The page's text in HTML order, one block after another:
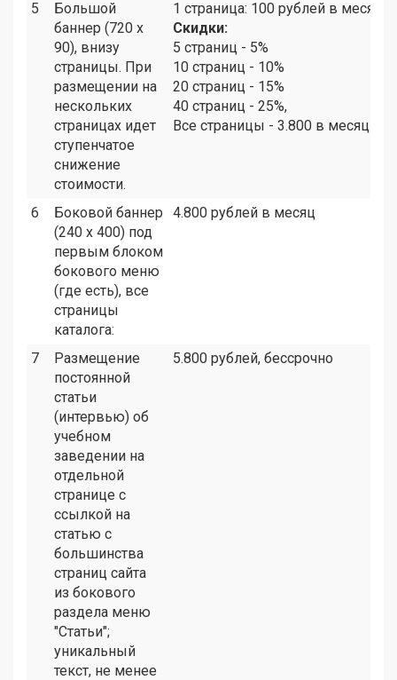
5
Большой
баннер (720 х
90), внизу
страницы. При
размещении на
нескольких
страницах идет
ступенчатое
снижение
стоимости.
1 страница: 100 рублей в месяц
Скидки:
5 страниц - 5%
10 страниц - 10%
20 страниц - 15%
40 страниц - 25%,
Все страницы - 3.800 в месяц
6
Боковой баннер
(240 х 400) под
первым блоком
бокового меню
(где есть), все
страницы
каталога:
4.800 рублей в месяц
7
Размещение
постоянной
статьи
(интервью) об
учебном
заведении на
отдельной
странице с
ссылкой на
статью с
большинства
страниц сайта
из бокового
раздела меню
"Статьи";
уникальный
текст, не менее
5.800 рублей, бессрочно